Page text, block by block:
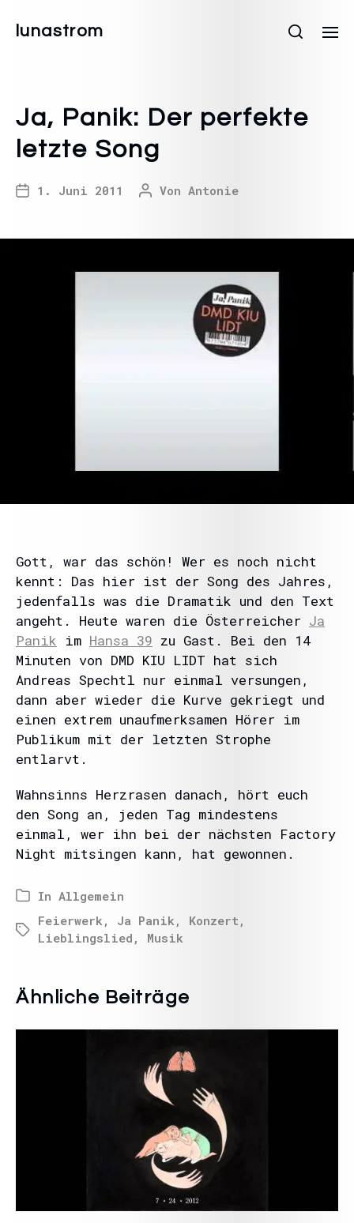
lunastrom
Ja, Panik: Der perfekte
letzte Song
1. Juni 2011 Von Antonie
Gott, war das schön! Wer es noch nicht
kennt: Das hier ist der Song des Jahres,
jedenfalls was die Dramatik und den Text
angeht. Heute waren die Österreicher Ja
Panik im Hansa 39 zu Gast. Bei den 14
Minuten von DMD KIU LIDT hat sich
Andreas Spechtl nur einmal versungen,
dann aber wieder die Kurve gekriegt und
einen extrem unaufmerksamen Hörer im
Publikum mit der letzten Strophe
entlarvt.
Wahnsinns Herzrasen danach, hört euch
den Song an, jeden Tag mindestens
einmal, wer ihn bei der nächsten Factory
Night mitsingen kann, hat gewonnen.
In Allgemein
Feierwerk , Ja Panik , Konzert ,
Lieblingslied , Musik
Ähnliche Beiträge